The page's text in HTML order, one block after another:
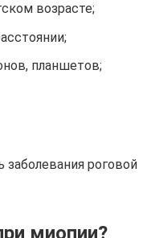
возрасте;
планшетов;
роговой
миопии?